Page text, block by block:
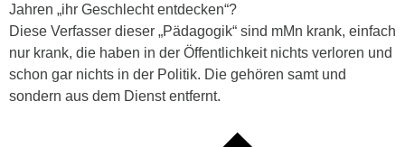
Jahren „ihr Geschlecht entdecken“?
Diese Verfasser dieser „Pädagogik“ sind mMn krank, einfach
nur krank, die haben in der Öffentlichkeit nichts verloren und
schon gar nichts in der Politik. Die gehören samt und
sondern aus dem Dienst entfernt.